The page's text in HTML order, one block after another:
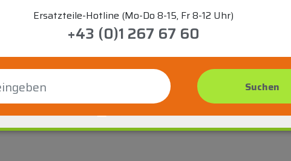
Ersatzteile-Hotline (Mo-Do 8-15, Fr 8-12 Uhr)
+43 (0)1 267 67 60